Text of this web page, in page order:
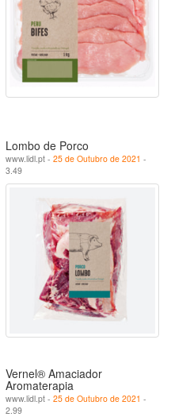
Lombo de Porco
www.lidl.pt - 25 de Outubro de 2021 -
3.49
Vernel® Amaciador
Aromaterapia
www.lidl.pt - 25 de Outubro de 2021 -
2.99